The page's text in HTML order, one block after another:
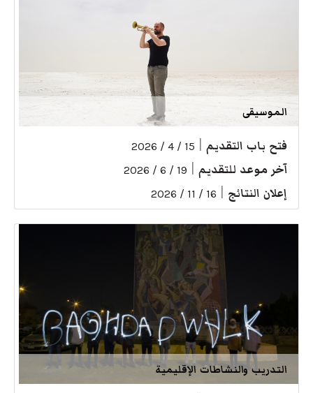
الموسيقى
فتح باب التقديم 15 / 4 / 2026
آخر موعد للتقديم 19 / 6 / 2026
إعلان النتائج 16 / 11 / 2026
التدريب والنشاطات الإقليمية